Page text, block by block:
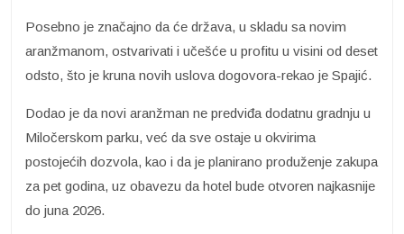
Posebno je značajno da će država, u skladu sa novim
aranžmanom, ostvarivati i učešće u profitu u visini od deset
odsto, što je kruna novih uslova dogovora-rekao je Spajić.
Dodao je da novi aranžman ne predviđa dodatnu gradnju u
Miločerskom parku, već da sve ostaje u okvirima
postojećih dozvola, kao i da je planirano produženje zakupa
za pet godina, uz obavezu da hotel bude otvoren najkasnije
do juna 2026.